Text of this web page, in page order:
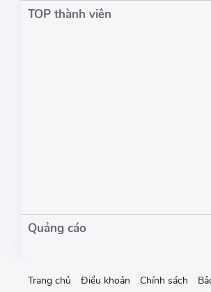
TOP thành viên
Trang chủ Điều khoản Chính sách